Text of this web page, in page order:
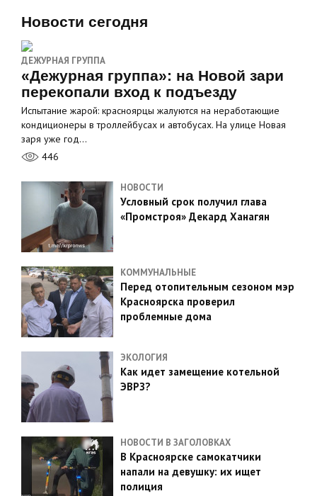
Новости сегодня
ДЕЖУРНАЯ ГРУППА
«Дежурная группа»: на Новой зари
перекопали вход к подъезду
Испытание жарой: красноярцы жалуются на неработающие
кондиционеры в троллейбусах и автобусах. На улице Новая
заря уже год…
446
НОВОСТИ
Условный срок получил глава
«Промстроя» Декард Ханагян
КОММУНАЛЬНЫЕ
Перед отопительным сезоном мэр
Красноярска проверил
проблемные дома
ЭКОЛОГИЯ
Как идет замещение котельной
ЭВРЗ?
НОВОСТИ В ЗАГОЛОВКАХ
В Красноярске самокатчики
напали на девушку: их ищет
полиция